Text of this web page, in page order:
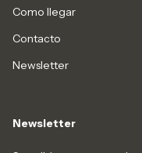
Como llegar
Contacto
Newsletter
Newsletter